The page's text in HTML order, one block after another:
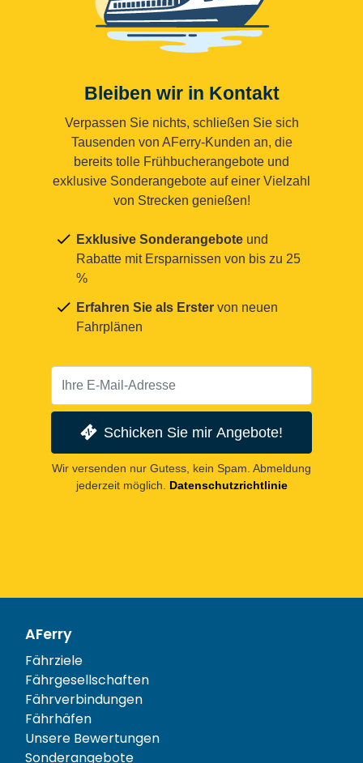
Bleiben wir in Kontakt
Verpassen Sie nichts, schließen Sie sich
Tausenden von AFerry-Kunden an, die
bereits tolle Frühbucherangebote und
exklusive Sonderangebote auf einer Vielzahl
von Strecken genießen!
Exklusive Sonderangebote und
Rabatte mit Ersparnissen von bis zu 25
%
Erfahren Sie als Erster von neuen
Fahrplänen
Schicken Sie mir Angebote!
Wir versenden nur Gutess, kein Spam. Abmeldung
jederzeit möglich.
Datenschutzrichtlinie
AFerry
Fährziele
Fährgesellschaften
Fährverbindungen
Fährhäfen
Unsere Bewertungen
Sonderangebote